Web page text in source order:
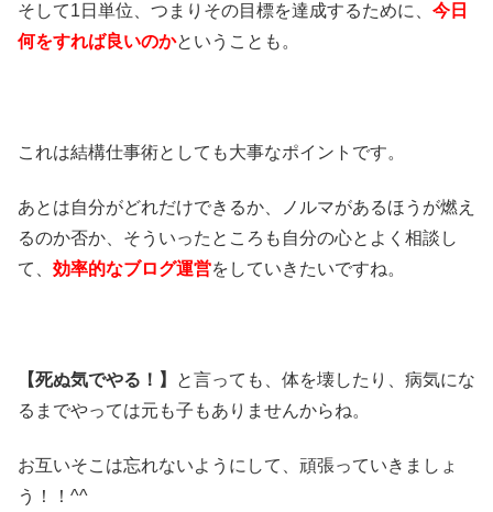
そして1日単位、つまりその目標を達成するために、 今日
何をすれば良いのかということも。
これは結構仕事術としても大事なポイントです。
あとは自分がどれだけできるか、ノルマがあるほうが燃え
るのか否か、そういったところも自分の心とよく相談し
て、 効率的なブログ運営をしていきたいですね。
【死ぬ気でやる！】
と言っても、体を壊したり、病気にな
るまでやっては元も子もありませんからね。
お互いそこは忘れないようにして、頑張っていきましょ
う！！^^